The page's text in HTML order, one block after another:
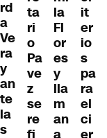
rd
a
Ve
ra
y
an
te
la
s
ta
ri
o
Pa
ve
z
se
re
fi
la
Fl
or
es
y
lla
m
an
a
it
er
io
s
pa
ra
el
ci
er